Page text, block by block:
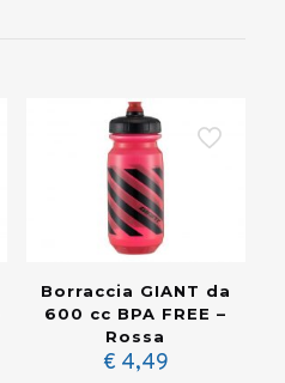
Borraccia GIANT da
600 cc BPA FREE –
Rossa
€ 4,49